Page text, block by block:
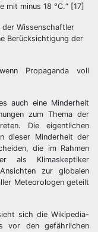
mit minus 18 °C.“ [17]
der Wissenschaftler
Berücksichtigung der
Propaganda voll
auch eine Minderheit
zum Thema der
Die eigentlichen
dieser Minderheit der
die im Rahmen
als Klimaskeptiker
zur globalen
Meteorologen geteilt
sich die Wikipedia-
vor den gefährlichen